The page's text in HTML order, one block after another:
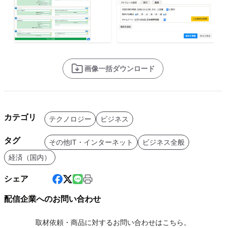
画像一括ダウンロード
カテゴリ テクノロジー ビジネス
タグ その他IT・インターネット
ビジネス全般
経済（国内）
シェア
配信企業へのお問い合わせ
取材依頼・商品に対するお問い合わせはこちら。